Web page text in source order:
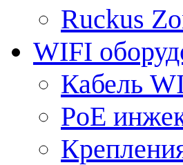
Ruckus
WIFI
Кабель
PoE